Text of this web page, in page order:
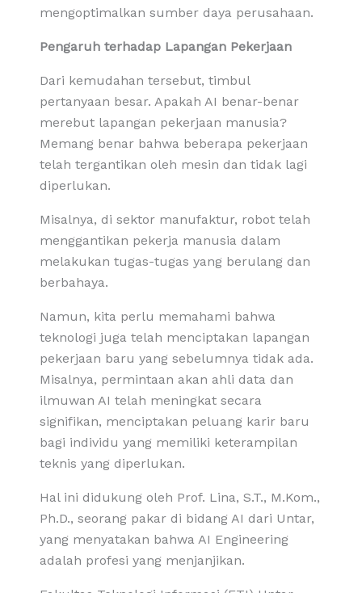
mengoptimalkan sumber daya perusahaan.
Pengaruh terhadap Lapangan Pekerjaan
Dari kemudahan tersebut, timbul
pertanyaan besar. Apakah AI benar-benar
merebut lapangan pekerjaan manusia?
Memang benar bahwa beberapa pekerjaan
telah tergantikan oleh mesin dan tidak lagi
diperlukan.
Misalnya, di sektor manufaktur, robot telah
menggantikan pekerja manusia dalam
melakukan tugas-tugas yang berulang dan
berbahaya.
Namun, kita perlu memahami bahwa
teknologi juga telah menciptakan lapangan
pekerjaan baru yang sebelumnya tidak ada.
Misalnya, permintaan akan ahli data dan
ilmuwan AI telah meningkat secara
signifikan, menciptakan peluang karir baru
bagi individu yang memiliki keterampilan
teknis yang diperlukan.
Hal ini didukung oleh Prof. Lina, S.T., M.Kom.,
Ph.D., seorang pakar di bidang AI dari Untar,
yang menyatakan bahwa AI Engineering
adalah profesi yang menjanjikan.